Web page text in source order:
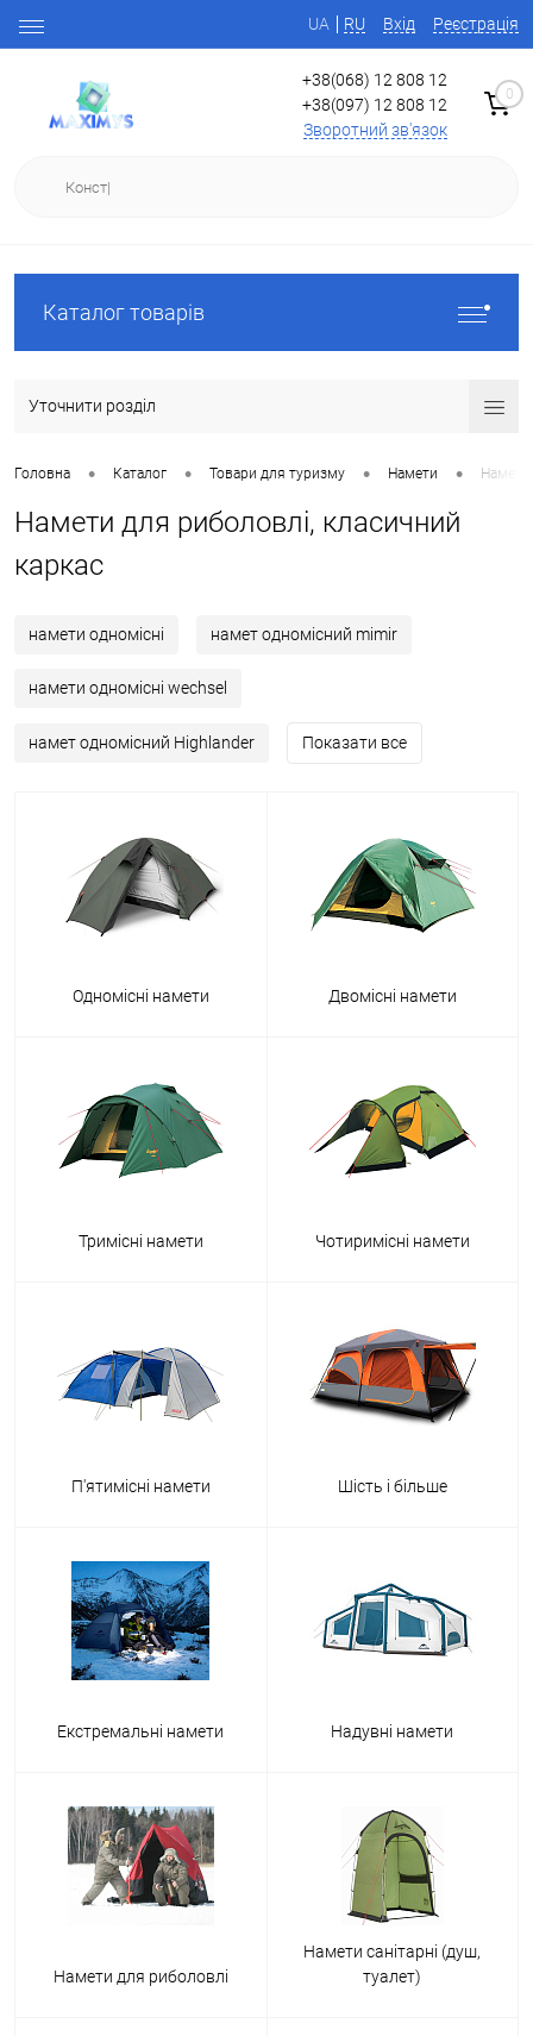
UA RU Вхід Реєстрація
+38(068) 12 808 12
+38(097) 12 808 12
Зворотний зв'язок
0
Каталог товарів
Уточнити розділ
Головна • Каталог • Товари для туризму • Намети • Намети
Намети для риболовлі, класичний
каркас
намети одномісні намет одномісний mimir
намети одномісні wechsel
намет одномісний Highlander Показати все
Одномісні намети Двомісні намети
Тримісні намети Чотиримісні намети
П'ятимісні намети Шість і більше
Екстремальні намети Надувні намети
Намети для риболовлі
Намети санітарні (душ,
туалет)